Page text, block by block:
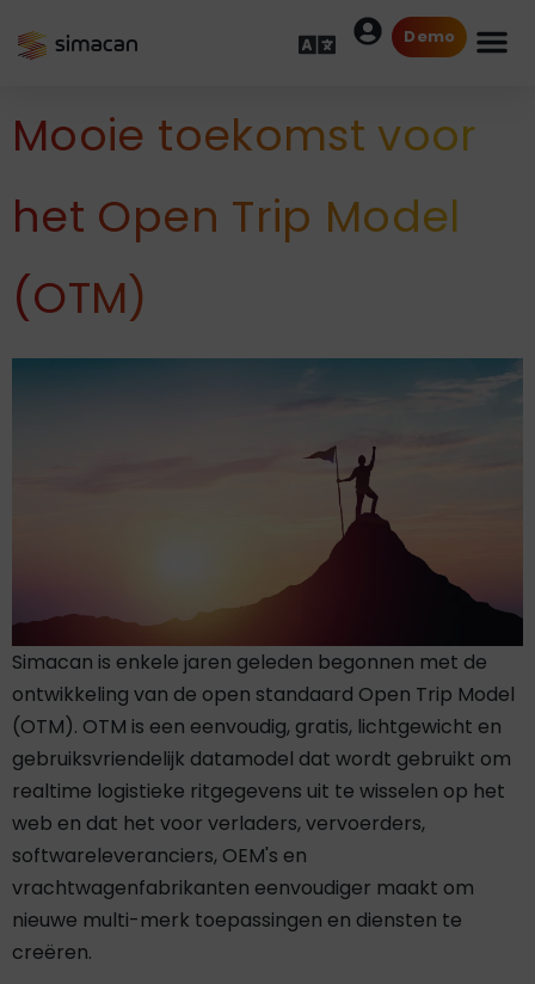
Demo
Mooie toekomst voor
het Open Trip Model
(OTM)
Simacan is enkele jaren geleden begonnen met de
ontwikkeling van de open standaard Open Trip Model
(OTM). OTM is een eenvoudig, gratis, lichtgewicht en
gebruiksvriendelijk datamodel dat wordt gebruikt om
realtime logistieke ritgegevens uit te wisselen op het
web en dat het voor verladers, vervoerders,
softwareleveranciers, OEM's en
vrachtwagenfabrikanten eenvoudiger maakt om
nieuwe multi-merk toepassingen en diensten te
creëren.